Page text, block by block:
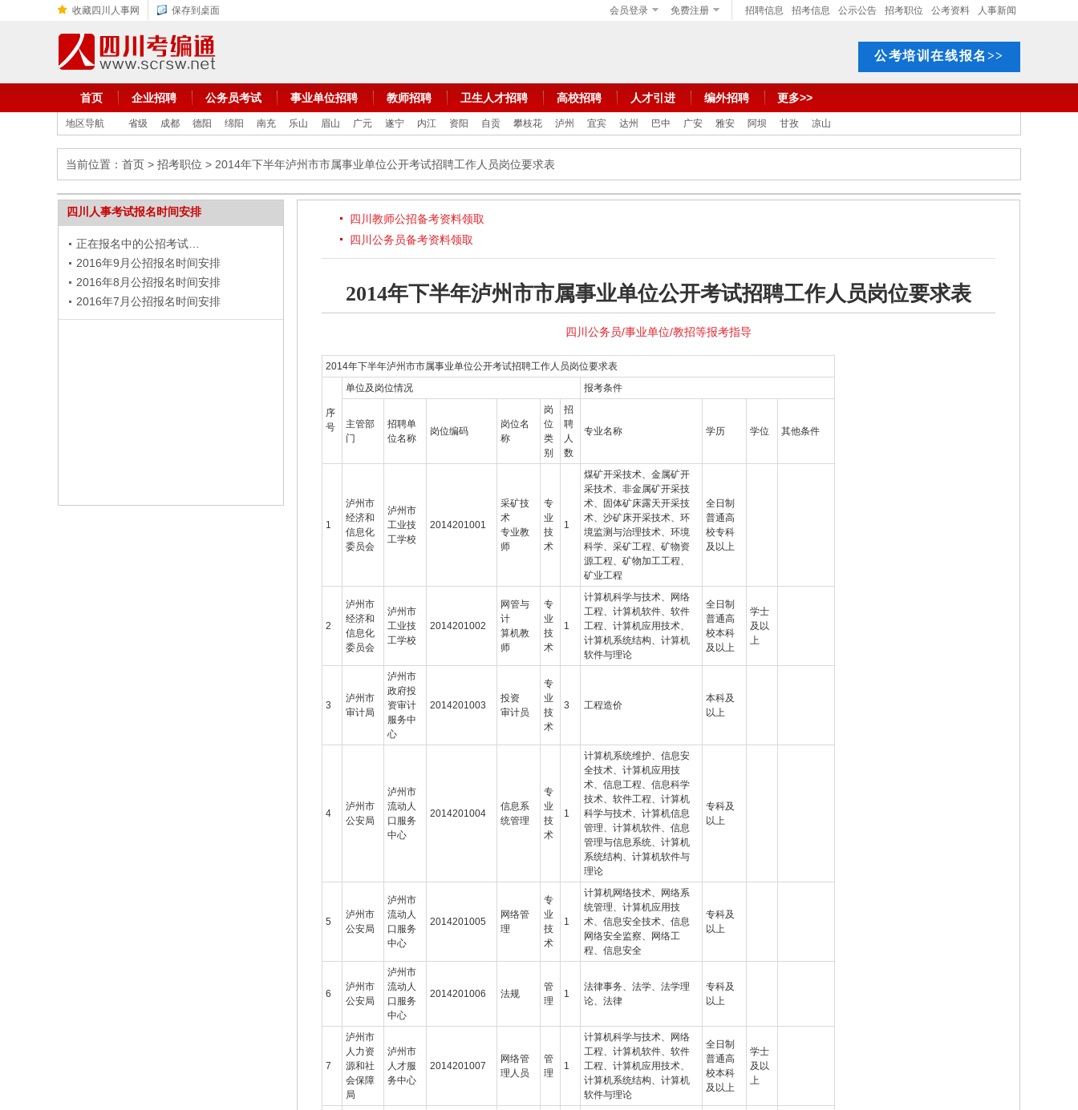
收藏四川人事网 保存到桌面 会员登录 免费注册 招聘信息 招考信息 公示公告 招考职位 公考资料 人事新闻
公考培训在线报名>>
首页 企业招聘 公务员考试 事业单位招聘 教师招聘 卫生人才招聘 高校招聘 人才引进 编外招聘 更多>>
地区导航 省级 成都 德阳 绵阳 南充 乐山 眉山 广元 遂宁 内江 资阳 自贡 攀枝花 泸州 宜宾 达州 巴中 广安 雅安 阿坝 甘孜 凉山
当前位置： 首页 > 招考职位 > 2014年下半年泸州市市属事业单位公开考试招聘工作人员岗位要求表
四川人事考试报名时间安排
正在报名中的公招考试…
2016年9月公招报名时间安排
2016年8月公招报名时间安排
2016年7月公招报名时间安排
四川教师公招备考资料领取
四川公务员备考资料领取
2014年下半年泸州市市属事业单位公开考试招聘工作人员岗位要求表
四川公务员/事业单位/教招等报考指导
2014年下半年泸州市市属事业单位公开考试招聘工作人员岗位要求表
序
号
单位及岗位情况 报考条件
主管部
门
招聘单
位名称
岗位编码
岗位名
称
岗
位
类
别
招
聘
人
数
专业名称 学历 学位 其他条件
1
泸州市
经济和
信息化
委员会
泸州市
工业技
工学校
2014201001
采矿技
术
专业教
师
专
业
技
术
1
煤矿开采技术、金属矿开
采技术、非金属矿开采技
术、固体矿床露天开采技
术、沙矿床开采技术、环
境监测与治理技术、环境
科学、采矿工程、矿物资
源工程、矿物加工工程、
矿业工程
全日制
普通高
校专科
及以上
2
泸州市
经济和
信息化
委员会
泸州市
工业技
工学校
2014201002
网管与
计
算机教
师
专
业
技
术
1
计算机科学与技术、网络
工程、计算机软件、软件
工程、计算机应用技术、
计算机系统结构、计算机
软件与理论
全日制
普通高
校本科
及以上
学士
及以
上
3
泸州市
审计局
泸州市
政府投
资审计
服务中
心
2014201003
投资
审计员
专
业
技
术
3 工程造价
本科及
以上
4
泸州市
公安局
泸州市
流动人
口服务
中心
2014201004
信息系
统管理
专
业
技
术
1
计算机系统维护、信息安
全技术、计算机应用技
术、信息工程、信息科学
技术、软件工程、计算机
科学与技术、计算机信息
管理、计算机软件、信息
管理与信息系统、计算机
系统结构、计算机软件与
理论
专科及
以上
5
泸州市
公安局
泸州市
流动人
口服务
中心
2014201005
网络管
理
专
业
技
术
1
计算机网络技术、网络系
统管理、计算机应用技
术、信息安全技术、信息
网络安全监察、网络工
程、信息安全
专科及
以上
6
泸州市
公安局
泸州市
流动人
口服务
中心
2014201006 法规
管
理
1
法律事务、法学、法学理
论、法律
专科及
以上
7
泸州市
人力资
源和社
会保障
局
泸州市
人才服
务中心
2014201007
网络管
理人员
管
理
1
计算机科学与技术、网络
工程、计算机软件、软件
工程、计算机应用技术、
计算机系统结构、计算机
软件与理论
全日制
普通高
校本科
及以上
学士
及以
上